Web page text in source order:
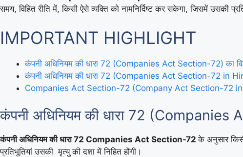
समय, विहित रीति में, किसी ऐसे व्यक्ति को नामनिर्दिष्ट कर सकेगा, जिसमें उसकी
IMPORTANT HIGHLIGHT
कंपनी अधिनियम की धारा 72 (Companies Act Section-72) का
कंपनी अधिनियम की धारा 72 (Companies Act Section-72 in
Companies Act Section-72 (Company Act Section-72
कंपनी अधिनियम की धारा 72 (Companies
कंपनी अधिनियम की धारा 72 Companies Act Section-72के अनुसार
प्रतिभूतियां उसकी मृत्यु की दशा में निहित होंगी।